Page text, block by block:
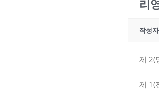
리
작성자
제 2(
제 1(